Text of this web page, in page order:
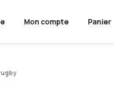
Mon compte Panier